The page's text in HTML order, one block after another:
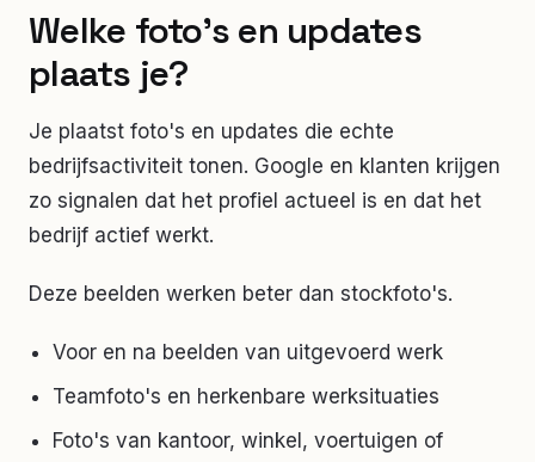
Welke foto's en updates
plaats je?
Je plaatst foto's en updates die echte
bedrijfsactiviteit tonen. Google en klanten krijgen
zo signalen dat het profiel actueel is en dat het
bedrijf actief werkt.
Deze beelden werken beter dan stockfoto's.
Voor en na beelden van uitgevoerd werk
Teamfoto's en herkenbare werksituaties
Foto's van kantoor, winkel, voertuigen of